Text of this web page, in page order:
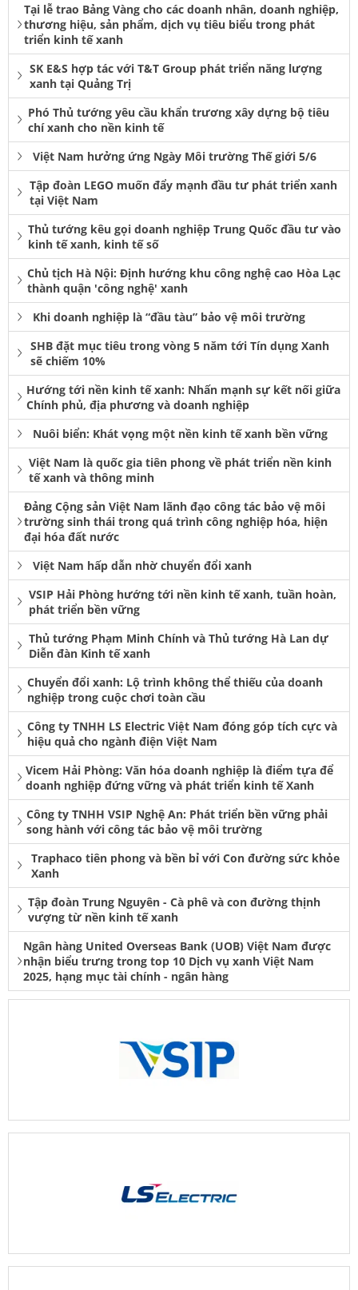
Tại lễ trao Bảng Vàng cho các doanh nhân, doanh nghiệp,
thương hiệu, sản phẩm, dịch vụ tiêu biểu trong phát
triển kinh tế xanh
SK E&S hợp tác với T&T Group phát triển năng lượng
xanh tại Quảng Trị
Phó Thủ tướng yêu cầu khẩn trương xây dựng bộ tiêu
chí xanh cho nền kinh tế
Việt Nam hưởng ứng Ngày Môi trường Thế giới 5/6
Tập đoàn LEGO muốn đẩy mạnh đầu tư phát triển xanh
tại Việt Nam
Thủ tướng kêu gọi doanh nghiệp Trung Quốc đầu tư vào
kinh tế xanh, kinh tế số
Chủ tịch Hà Nội: Định hướng khu công nghệ cao Hòa Lạc
thành quận 'công nghệ' xanh
Khi doanh nghiệp là “đầu tàu” bảo vệ môi trường
SHB đặt mục tiêu trong vòng 5 năm tới Tín dụng Xanh
sẽ chiếm 10%
Hướng tới nền kinh tế xanh: Nhấn mạnh sự kết nối giữa
Chính phủ, địa phương và doanh nghiệp
Nuôi biển: Khát vọng một nền kinh tế xanh bền vững
Việt Nam là quốc gia tiên phong về phát triển nền kinh
tế xanh và thông minh
Đảng Cộng sản Việt Nam lãnh đạo công tác bảo vệ môi
trường sinh thái trong quá trình công nghiệp hóa, hiện
đại hóa đất nước
Việt Nam hấp dẫn nhờ chuyển đổi xanh
VSIP Hải Phòng hướng tới nền kinh tế xanh, tuần hoàn,
phát triển bền vững
Thủ tướng Phạm Minh Chính và Thủ tướng Hà Lan dự
Diễn đàn Kinh tế xanh
Chuyển đổi xanh: Lộ trình không thể thiếu của doanh
nghiệp trong cuộc chơi toàn cầu
Công ty TNHH LS Electric Việt Nam đóng góp tích cực và
hiệu quả cho ngành điện Việt Nam
Vicem Hải Phòng: Văn hóa doanh nghiệp là điểm tựa để
doanh nghiệp đứng vững và phát triển kinh tế Xanh
Công ty TNHH VSIP Nghệ An: Phát triển bền vững phải
song hành với công tác bảo vệ môi trường
Traphaco tiên phong và bền bỉ với Con đường sức khỏe
Xanh
Tập đoàn Trung Nguyên - Cà phê và con đường thịnh
vượng từ nền kinh tế xanh
Ngân hàng United Overseas Bank (UOB) Việt Nam được
nhận biểu trưng trong top 10 Dịch vụ xanh Việt Nam
2025, hạng mục tài chính - ngân hàng